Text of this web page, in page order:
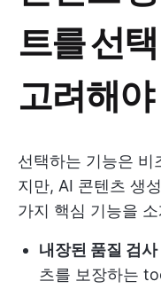
트를 선
고려해
선택하는 기능은 비
지만, AI 콘텐츠 생
가지 핵심 기능을
내장된 품질 검
츠를 보장하는